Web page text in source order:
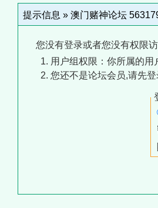
提示信息 » 澳门赌神论坛
您没有登录或者您没有权限
用户组权限：你所属的
您还不是论坛会员,请先